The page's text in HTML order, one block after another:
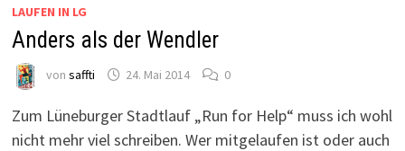
LAUFEN IN LG
Anders als der Wendler
von saffti 24. Mai 2014 0
Zum Lüneburger Stadtlauf „Run for Help“ muss ich wohl
nicht mehr viel schreiben. Wer mitgelaufen ist oder auch